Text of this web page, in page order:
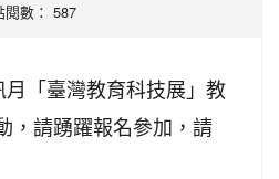
閱數： 587
「臺灣教育科技展」教
，請踴躍報名參加，請